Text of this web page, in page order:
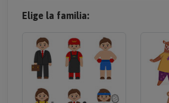
Elige la familia: